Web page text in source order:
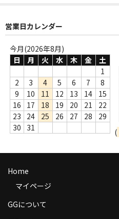
Webのみ no.1
Webのみ no.2
Webのみ no.3
Webのみ no.4
送料
商品の発送
営業日カレンダー
今月(2026年8月)
日
月 火 水 木 金
土
1
2
3 4 5 6 7
8
9
10 11 12 13 14
15
16
17 18 19 20 21
22
23
24 25 26 27 28
29
30
31
(
Home
マイページ
GGについて